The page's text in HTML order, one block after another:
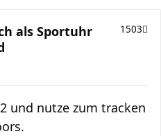
als Sportuhr
1503
und nutze zum tracken